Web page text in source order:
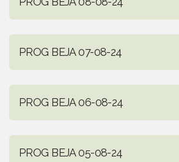
PROG BEJA 07-08-24
PROG BEJA 06-08-24
PROG BEJA 05-08-24